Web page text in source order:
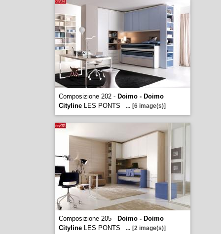
Composizione 202 - Doimo - Doimo
CitylineLES PONTS ... [6 image(s)]
Composizione 205 - Doimo - Doimo
CitylineLES PONTS ... [2 image(s)]